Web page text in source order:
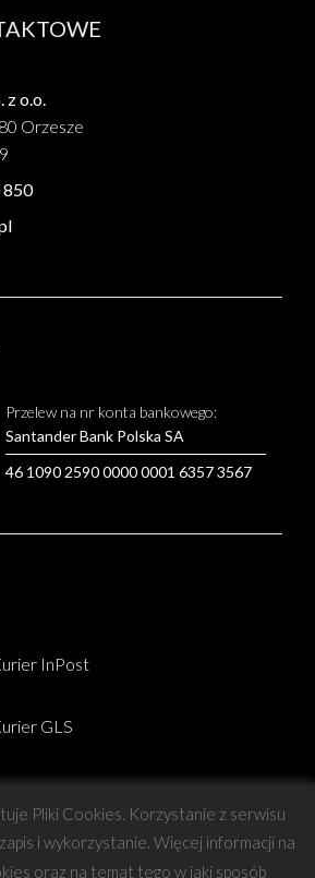
z o.o.
Orzesze
850
Przelew na nr konta bankowego:
Santander Bank Polska SA
46 1090 2590 0000 0001 6357 3567
InPost
GLS
Pliki Cookies. Korzystanie z serwisu
i wykorzystanie. Więcej informacji na
oraz na temat tego w jaki sposób